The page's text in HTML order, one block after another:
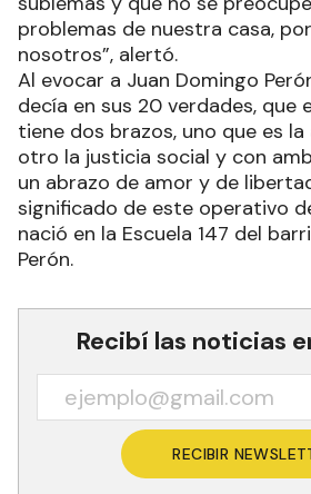
problemas de nuestra casa,
nosotros”, alertó.
Al evocar a Juan Domingo
decía en sus 20 verdades, que
tiene dos brazos, uno que es
otro la justicia social y con
un abrazo de amor y de
significado de este operativo
nació en la Escuela 147 del
Perón.
Recibí las noticias
RECIBIR